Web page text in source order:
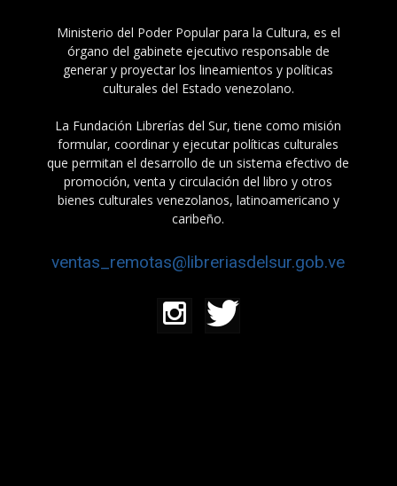
Ministerio del Poder Popular para la Cultura, es el
órgano del gabinete ejecutivo responsable de
generar y proyectar los lineamientos y políticas
culturales del Estado venezolano.
La Fundación Librerías del Sur, tiene como misión
formular, coordinar y ejecutar políticas culturales
que permitan el desarrollo de un sistema efectivo de
promoción, venta y circulación del libro y otros
bienes culturales venezolanos, latinoamericano y
caribeño.
ventas_remotas@libreriasdelsur.gob.ve